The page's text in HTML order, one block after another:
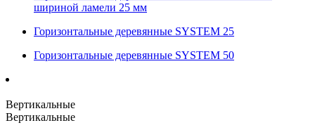
шириной ламели 25 мм
Горизонтальные деревянные SYSTEM 25
Горизонтальные деревянные SYSTEM 50
Вертикальные
Вертикальные